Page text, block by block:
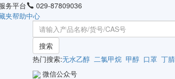
务平台
029-87809036
夹帮助中心
搜索
热门搜索:无水乙醇 二氯甲烷 甲醇 口罩 丁
微信公众号